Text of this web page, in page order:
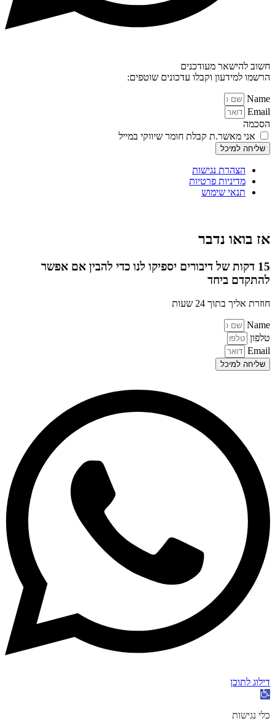
חשוב להישאר מעודכנים
הרשמו למידעון וקבלו עדכונים שוטפים:
Name
Email
הסכמה
אני מאשר.ת קבלת חומר שיווקי במייל
שליחה למיכל
הצהרת נגישות
מדיניות פרטיות
תנאי שימוש
אז בואו נדבר
15 דקות של דיבורים יספיקו לנו כדי להבין אם אפשר
להתקדם ביחד
חוזרת אליך בתוך 24 שעות
Name
טלפון
Email
שליחה למיכל
דילוג לתוכן
פתח
נגישות
כלי נגישות